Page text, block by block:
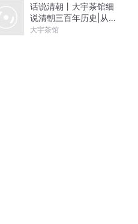
话说清朝丨大宇茶馆细
说清朝三百年历史|从努
尔哈赤到末代皇帝溥仪|
大宇茶馆